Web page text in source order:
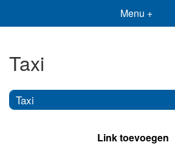
Menu +
Taxi
Taxi
Link toevoegen